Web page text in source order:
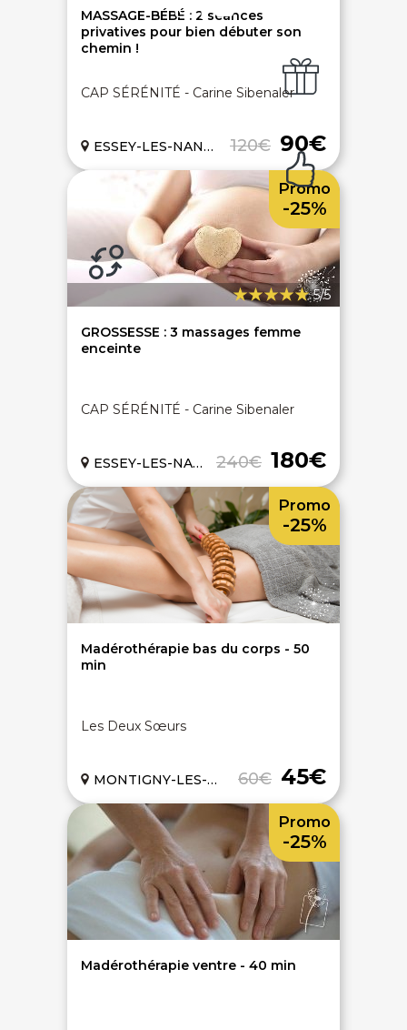
MASSAGE-BÉBÉ : 2 séances
privatives pour bien débuter son
chemin !
CAP SÉRÉNITÉ - Carine Sibenaler
120€ 90€
ESSEY-LES-NANCY (54)
5/5
GROSSESSE : 3 massages femme
enceinte
CAP SÉRÉNITÉ - Carine Sibenaler
240€ 180€
ESSEY-LES-NANCY (54)
Promo
-25%
Madérothérapie bas du corps - 50
min
Les Deux Sœurs
60€ 45€
MONTIGNY-LES-METZ (57)
Promo
-25%
Madérothérapie ventre - 40 min
Promo
-25%
Livraison gratuite 94% de satisfaits
Notre charte de confiance
On vous aide - FAQ
ACCÈS RAPIDES
Bons plans massages
Chèques cadeaux bien-être
Dernières minutes spa
Évènements bien-être
Articles bien-être
Top recherches
Spa privatif
Hammam
Massage modelage
Massage relaxant
Massage couple Duo
Massage future maman
CGV - CGU
Politique de confidentialité